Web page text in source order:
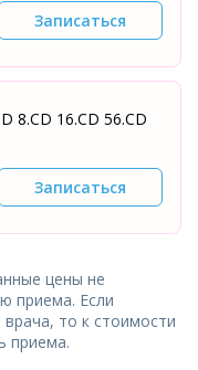
Записаться
8.CD 16.CD 56.CD
Записаться
цены не
приема. Если
то к стоимости
приема.